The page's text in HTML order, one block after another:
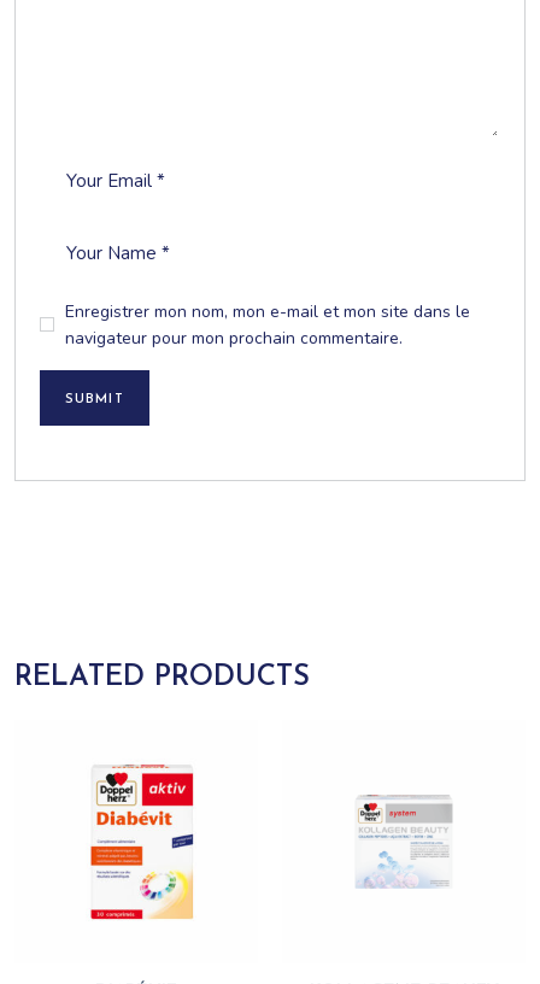
Enregistrer mon nom, mon e-mail et mon site dans le
navigateur pour mon prochain commentaire.
SUBMIT
RELATED PRODUCTS